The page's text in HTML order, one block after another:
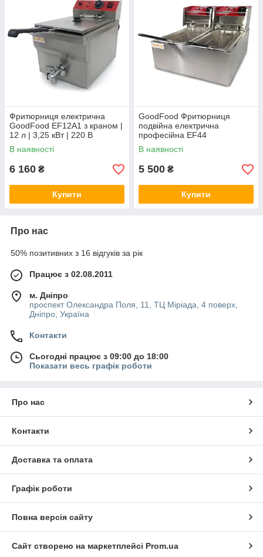
Фритюрниця електрична
GoodFood EF12A1 з краном |
12 л | 3,25 кВт | 220 В
В наявності
6 160 ₴
Купити
GoodFood Фритюрниця
подвійна електрична
професійна EF44
В наявності
5 500 ₴
Купити
Про нас
50% позитивних з 16 відгуків за рік
Працює з 02.08.2011
м. Дніпро
проспект Олександра Поля, 11, ТЦ Міріада, 4 поверх,
Дніпро, Україна
Контакти
Сьогодні працює з 09:00 до 18:00
Показати весь графік роботи
Про нас
Контакти
Доставка та оплата
Графік роботи
Повна версія сайту
Сайт створено на маркетплейсі Prom.ua